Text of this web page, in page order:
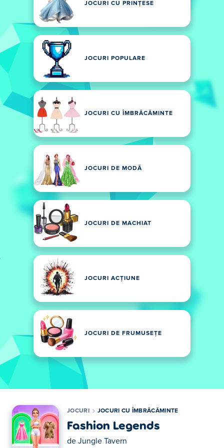
JOCURI CU PRINȚESE
JOCURI POPULARE
JOCURI CU ÎMBRĂCĂMINTE
JOCURI DE MODĂ
JOCURI DE MACHIAT
JOCURI ACȚIUNE
JOCURI DE FRUMUSEȚE
JOCURI JOCURI CU ÎMBRĂCĂMINTE
Fashion Legends
de Jungle Tavern